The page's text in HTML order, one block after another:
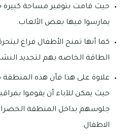
حيث قامت بتوفير مساحة كبيرة
يمارسوا فيها بعض الألعاب.
كما أنها تمنح الأطفال فراغ
الطاقة الخاصه بهم لتجديد
علاوة على هذا فأن هذه
حيث يمكن للآباء أن يقوموا
جلوسهم بداخل المنطقة
الاطفال.